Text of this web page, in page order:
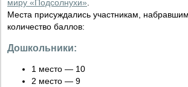
миру «Подсолнухи»
Места присуждались участникам,
количество баллов:
Дошкольники:
1 место — 10
2 место — 9